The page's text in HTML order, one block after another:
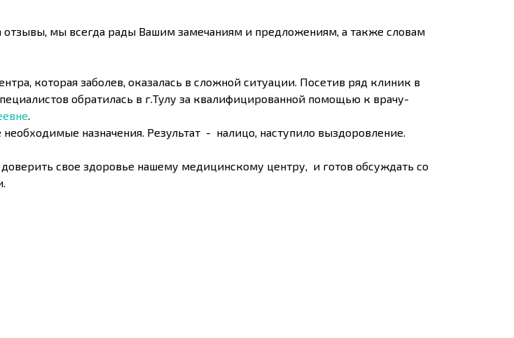
отзывы, мы всегда рады Вашим замечаниям и предложениям, а также словам
которая заболев, оказалась в сложной ситуации. Посетив ряд клиник в
обратилась в г.Тулу за квалифицированной помощью к врачу-
назначения. Результат - налицо, наступило выздоровление.
свое здоровье нашему медицинскому центру, и готов обсуждать со